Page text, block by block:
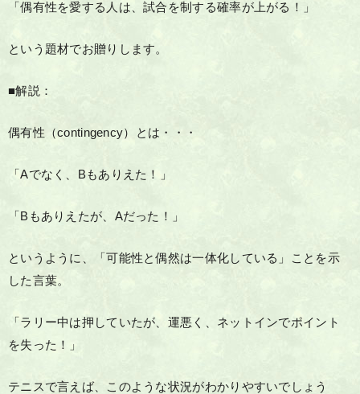
「偶有性を愛する人は、試合を制する確率が上がる！」
という題材でお贈りします。
■解説：
偶有性（contingency）とは・・・
「Aでなく、Bもありえた！」
「Bもありえたが、Aだった！」
というように、「可能性と偶然は一体化している」ことを示
した言葉。
「ラリー中は押していたが、運悪く、ネットインでポイント
を失った！」
テニスで言えば、このような状況がわかりやすいでしょう